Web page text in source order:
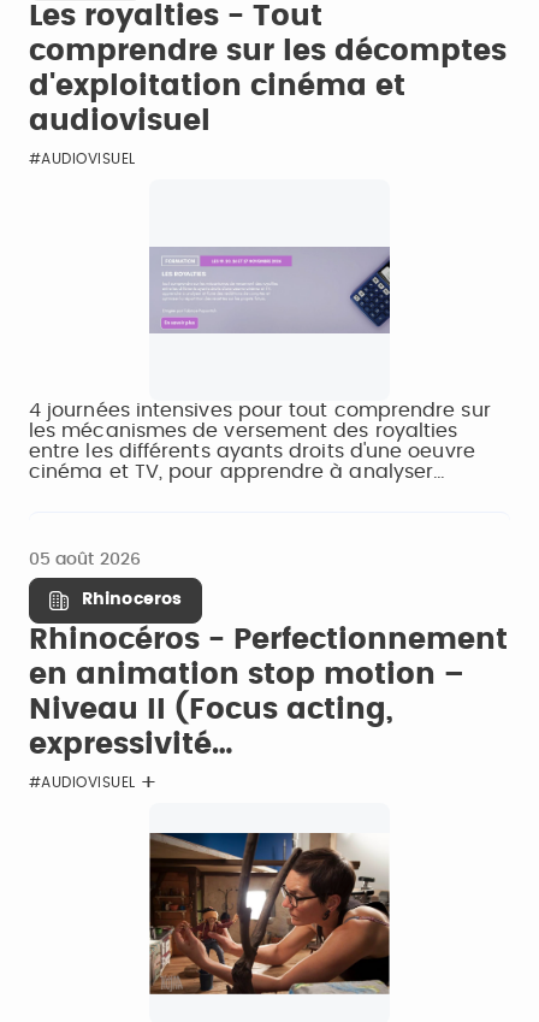
Les royalties - Tout
comprendre sur les décomptes
d'exploitation cinéma et
audiovisuel
#AUDIOVISUEL
4 journées intensives pour tout comprendre sur
les mécanismes de versement des royalties
entre les différents ayants droits d'une oeuvre
cinéma et TV, pour apprendre à analyser…
05 août 2026
Rhinoceros
Rhinocéros - Perfectionnement
en animation stop motion –
Niveau II (Focus acting,
expressivité…
#AUDIOVISUEL